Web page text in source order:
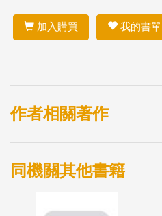
加入購買 我的書單
作者相關著作
同機關其他書籍